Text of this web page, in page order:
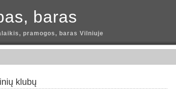
baras
pramogos, baras Vilniuje
klubų